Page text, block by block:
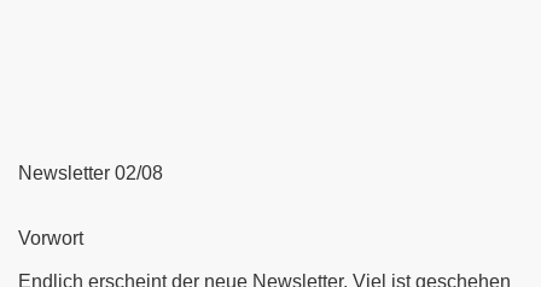
Newsletter 02/08
Vorwort
Endlich erscheint der neue Newsletter. Viel ist geschehen